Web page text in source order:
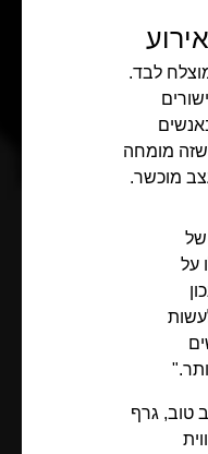
לבד.
שזה מומחה
מוכשר.
של
על
טוב, גרף